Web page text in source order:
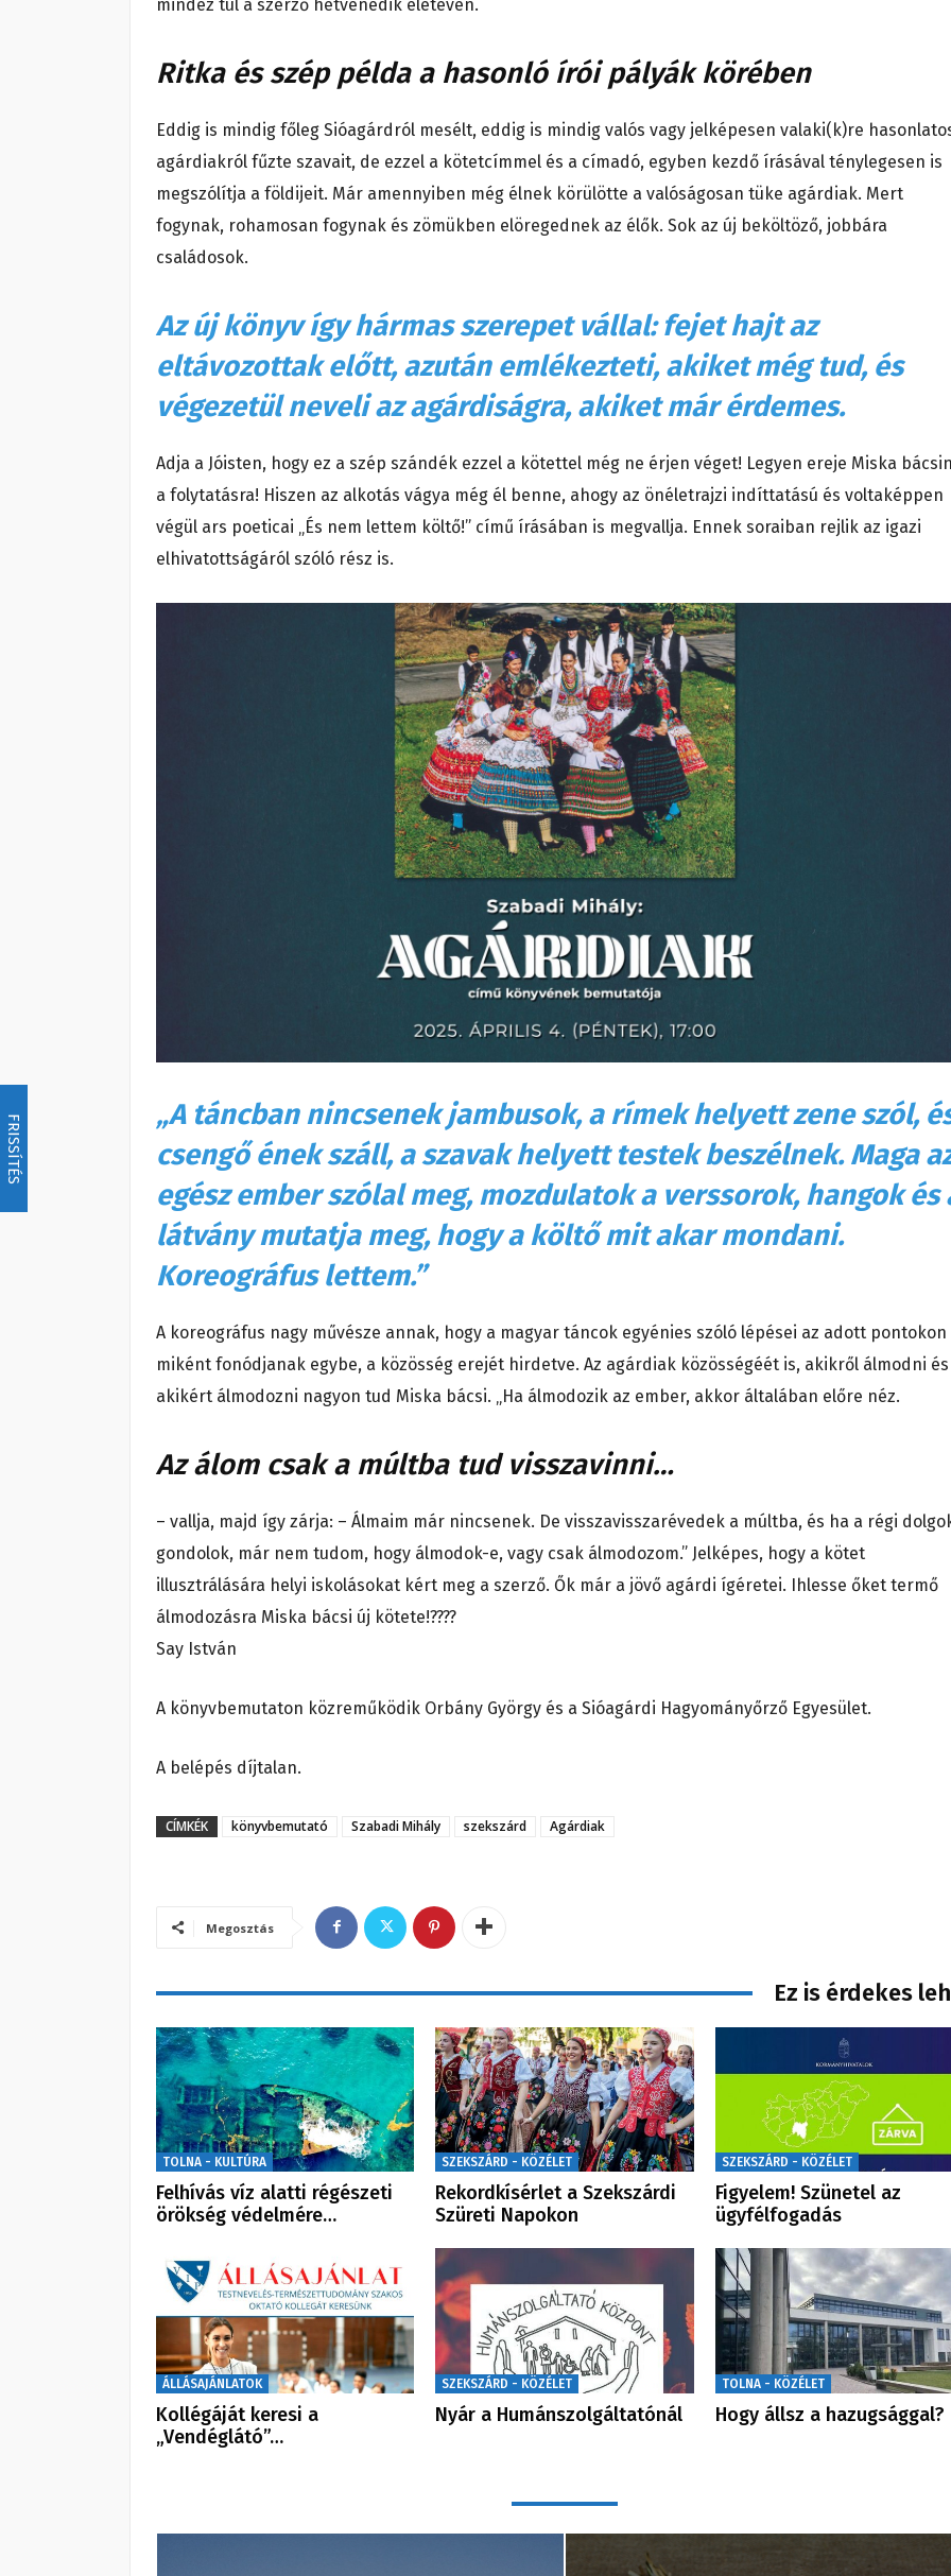
FRISSÍTÉS
mindez túl a szerző hetvenedik életévén.
Ritka és szép példa a hasonló írói pályák körében
Eddig is mindig főleg Sióagárdról mesélt, eddig is mindig valós vagy jelképesen valaki(k)re
agárdiakról fűzte szavait, de ezzel a kötetcímmel és a címadó, egyben kezdő írásával ténylegesen is
megszólítja a földijeit. Már amennyiben még élnek körülötte a valóságosan tüke agárdiak. Mert
fogynak, rohamosan fogynak és zömükben elöregednek az élők. Sok az új beköltöző, jobbára
családosok.
Az új könyv így hármas szerepet vállal: fejet hajt az
eltávozottak előtt, azután emlékezteti, akiket még tud, és
végezetül neveli az agárdiságra, akiket már érdemes.
Adja a Jóisten, hogy ez a szép szándék ezzel a kötettel még ne érjen véget! Legyen ereje Miska
a folytatásra! Hiszen az alkotás vágya még él benne, ahogy az önéletrajzi indíttatású és voltaképpen
végül ars poeticai „És nem lettem költő!” című írásában is megvallja. Ennek soraiban rejlik az igazi
elhivatottságáról szóló rész is.
„A táncban nincsenek jambusok, a rímek helyett zene szól,
csengő ének száll, a szavak helyett testek beszélnek. Maga
egész ember szólal meg, mozdulatok a verssorok, hangok és
látvány mutatja meg, hogy a költő mit akar mondani.
Koreográfus lettem.”
A koreográfus nagy művésze annak, hogy a magyar táncok egyénies szóló lépései az adott pontokon
miként fonódjanak egybe, a közösség erejét hirdetve. Az agárdiak közösségéét is, akikről álmodni és
akikért álmodozni nagyon tud Miska bácsi. „Ha álmodozik az ember, akkor általában előre néz.
Az álom csak a múltba tud visszavinni…
– vallja, majd így zárja: – Álmaim már nincsenek. De visszavisszarévedek a múltba, és ha a régi
gondolok, már nem tudom, hogy álmodok-e, vagy csak álmodozom.” Jelképes, hogy a kötet
illusztrálására helyi iskolásokat kért meg a szerző. Ők már a jövő agárdi ígéretei. Ihlesse őket termő
álmodozásra Miska bácsi új kötete!????
Say István
A könyvbemutaton közreműködik Orbány György és a Sióagárdi Hagyományőrző Egyesület.
A belépés díjtalan.
CÍMKÉK könyvbemutató Szabadi Mihály szekszárd Agárdiak
Megosztás
Ez is érdekes
TOLNA - KULTÚRA
Felhívás víz alatti régészeti
örökség védelmére…
SZEKSZÁRD - KÖZÉLET
Rekordkísérlet a Szekszárdi
Szüreti Napokon
SZEKSZÁRD - KÖZÉLET
Figyelem! Szünetel az
ügyfélfogadás
ÁLLÁSAJÁNLATOK
Kollégáját keresi a
„Vendéglátó”…
SZEKSZÁRD - KÖZÉLET
Nyár a Humánszolgáltatónál
TOLNA - KÖZÉLET
Hogy állsz a hazugsággal?